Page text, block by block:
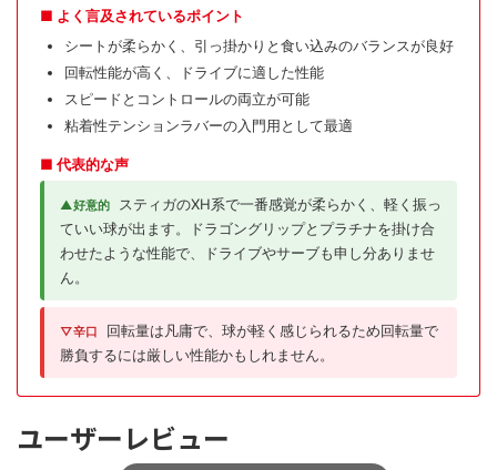
■ よく言及されているポイント
シートが柔らかく、引っ掛かりと食い込みのバランスが良好
回転性能が高く、ドライブに適した性能
スピードとコントロールの両立が可能
粘着性テンションラバーの入門用として最適
■ 代表的な声
▲好意的
スティガのXH系で一番感覚が柔らかく、軽く振っ
ていい球が出ます。ドラゴングリップとプラチナを掛け合
わせたような性能で、ドライブやサーブも申し分ありませ
ん。
▽辛口
回転量は凡庸で、球が軽く感じられるため回転量で
勝負するには厳しい性能かもしれません。
ユーザーレビュー